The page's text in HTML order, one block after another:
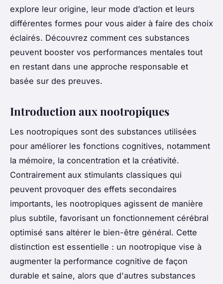
explore leur origine, leur mode d’action et leurs
différentes formes pour vous aider à faire des choix
éclairés. Découvrez comment ces substances
peuvent booster vos performances mentales tout
en restant dans une approche responsable et
basée sur des preuves.
Introduction aux nootropiques
Les nootropiques sont des substances utilisées
pour améliorer les fonctions cognitives, notamment
la mémoire, la concentration et la créativité.
Contrairement aux stimulants classiques qui
peuvent provoquer des effets secondaires
importants, les nootropiques agissent de manière
plus subtile, favorisant un fonctionnement cérébral
optimisé sans altérer le bien-être général. Cette
distinction est essentielle : un nootropique vise à
augmenter la performance cognitive de façon
durable et saine, alors que d'autres substances